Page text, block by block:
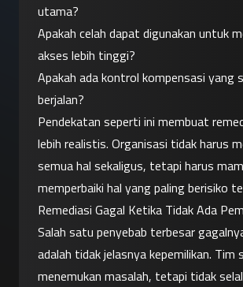
utama?
Apakah celah dapat digunakan untuk
akses lebih tinggi?
Apakah ada kontrol kompensasi yang
berjalan?
Pendekatan seperti ini membuat
lebih realistis. Organisasi tidak harus
semua hal sekaligus, tetapi harus
memperbaiki hal yang paling berisiko
Remediasi Gagal Ketika Tidak Ada
Salah satu penyebab terbesar
adalah tidak jelasnya kepemilikan. Tim
menemukan masalah, tetapi tidak